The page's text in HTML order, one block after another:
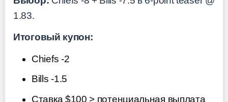
1.83.
Итоговый купон:
Chiefs -2
Bills -1.5
Ставка $100 > потенциальная выплата